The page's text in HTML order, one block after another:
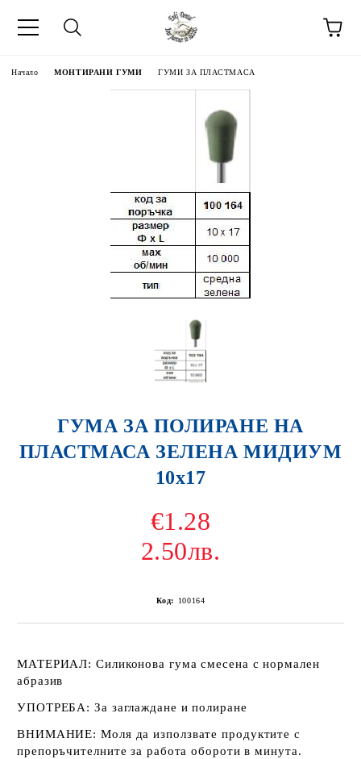
Начало МОНТИРАНИ ГУМИ ГУМИ ЗА ПЛАСТМАСА
ГУМА ЗА ПОЛИРАНЕ НА
ПЛАСТМАСА ЗЕЛЕНА МИДИУМ
10х17
€1.28
2.50лв.
Код: 100164
МАТЕРИАЛ: Силиконова гума смесена с нормален
абразив
УПОТРЕБА: За заглаждане и полиране
ВНИМАНИЕ: Моля да използвате продуктите с
препоръчителните за работа обороти в минута.